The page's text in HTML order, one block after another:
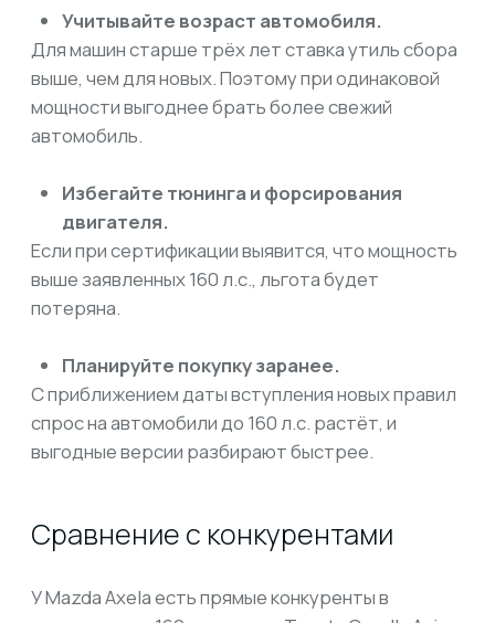
неприятных сюрпризов и получить автомобиль,
который сочетает в себе экономичность,
Наши соц сети:
8 800 600-37-37
АВТО ПОД ЗАКАЗ
ИЗ ЯПОНИИ, КОРЕИ И КИТАЯ
ЗАКАЗАТЬ АВТО